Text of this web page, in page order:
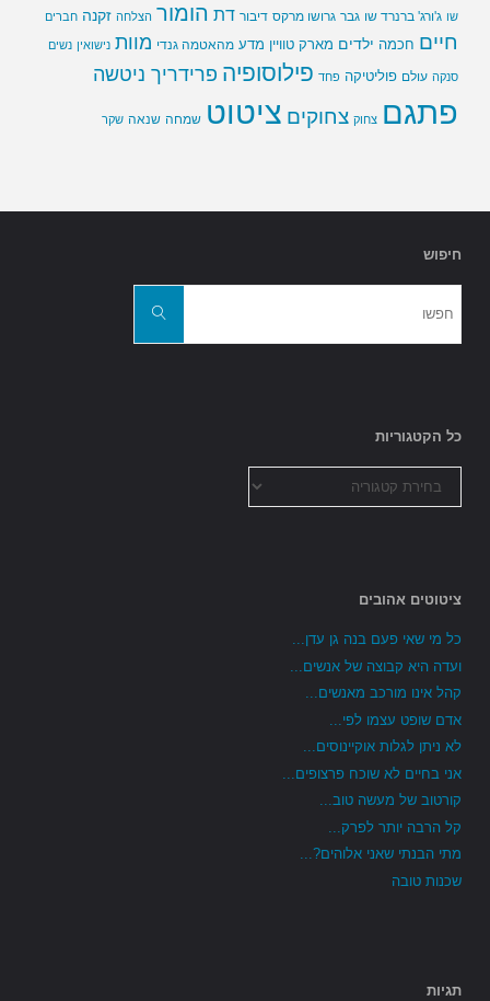
שו ג'ורג' ברנרד שו גבר גרושו מרקס דיבור דת הומור הצלחה זקנה חברים
חיים חכמה ילדים מארק טוויין מדע מהאטמה גנדי מוות נישואין נשים
סנקה עולם פוליטיקה פחד פילוסופיה פרידריך ניטשה
פתגם צחוק צחוקים ציטוט שמחה שנאה שקר
חיפוש
חפשו
כל הקטגוריות
הקטגוריות
ציטוטים אהובים
כל מי שאי פעם בנה גן עדן...
ועדה היא קבוצה של אנשים...
קהל אינו מורכב מאנשים...
אדם שופט עצמו לפי...
לא ניתן לגלות אוקיינוסים...
אני בחיים לא שוכח פרצופים...
קורטוב של מעשה טוב...
קל הרבה יותר לפרק...
מתי הבנתי שאני אלוהים?...
שכנות טובה
תגיות